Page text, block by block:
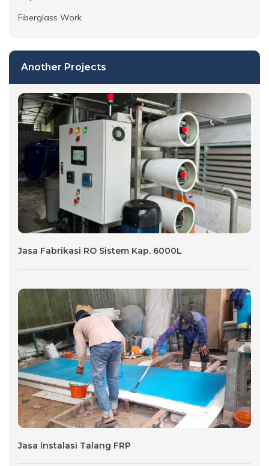
Fiberglass Work
Another Projects
Jasa Fabrikasi RO Sistem Kap. 6000L
Jasa Instalasi Talang FRP